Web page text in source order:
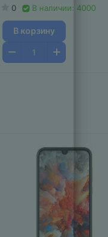
0 В наличии: 4000
В корзину